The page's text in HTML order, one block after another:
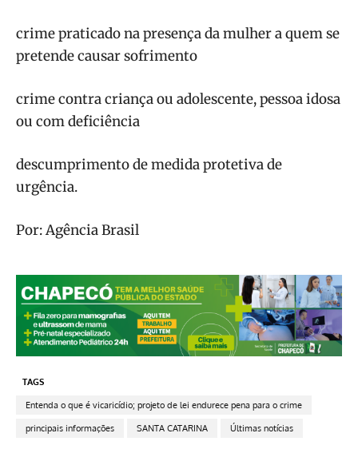
crime praticado na presença da mulher a quem se
pretende causar sofrimento
crime contra criança ou adolescente, pessoa idosa
ou com deficiência
descumprimento de medida protetiva de
urgência.
Por: Agência Brasil
TAGS
Entenda o que é vicaricídio; projeto de lei endurece pena para o crime
principais informações SANTA CATARINA Últimas notícias